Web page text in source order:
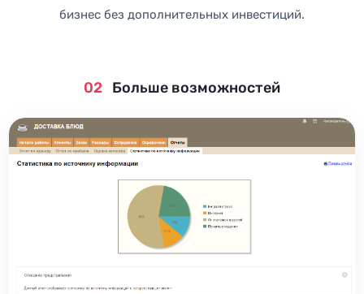
бизнес без дополнительных инвестиций.
02 Больше возможностей